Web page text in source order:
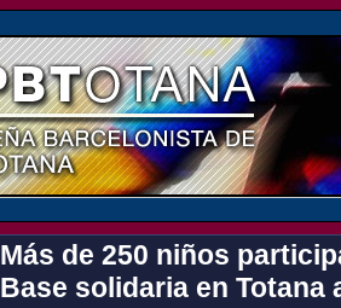
Más de 250 niños
Base solidaria en Totana